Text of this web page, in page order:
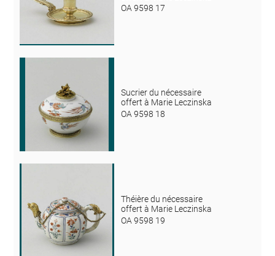
OA 9598 17
Sucrier du nécessaire
offert à Marie Leczinska
OA 9598 18
Théière du nécessaire
offert à Marie Leczinska
OA 9598 19